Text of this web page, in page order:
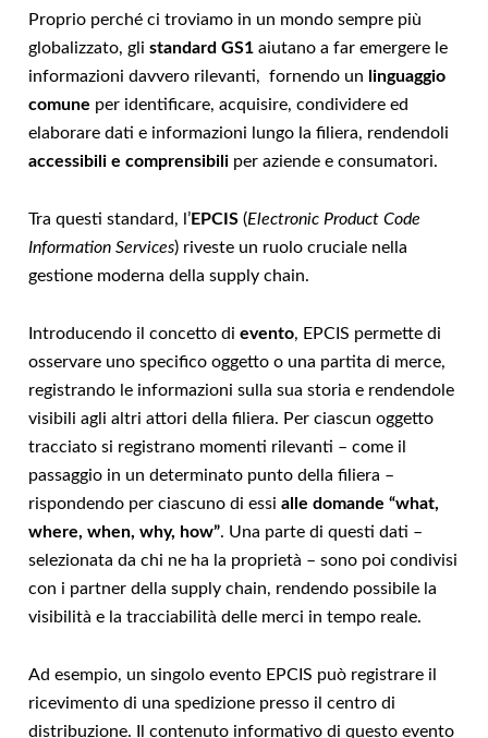
Proprio perché ci troviamo in un mondo sempre più
globalizzato, gli standard GS1 aiutano a far emergere le
informazioni davvero rilevanti, fornendo un linguaggio
comune per identificare, acquisire, condividere ed
elaborare dati e informazioni lungo la filiera, rendendoli
accessibili e comprensibili per aziende e consumatori.
Tra questi standard, l’EPCIS (Electronic Product Code
Information Services) riveste un ruolo cruciale nella
gestione moderna della supply chain.
Introducendo il concetto di evento, EPCIS permette di
osservare uno specifico oggetto o una partita di merce,
registrando le informazioni sulla sua storia e rendendole
visibili agli altri attori della filiera. Per ciascun oggetto
tracciato si registrano momenti rilevanti – come il
passaggio in un determinato punto della filiera –
rispondendo per ciascuno di essi alle domande “what,
where, when, why, how”. Una parte di questi dati –
selezionata da chi ne ha la proprietà – sono poi condivisi
con i partner della supply chain, rendendo possibile la
visibilità e la tracciabilità delle merci in tempo reale.
Ad esempio, un singolo evento EPCIS può registrare il
ricevimento di una spedizione presso il centro di
distribuzione. Il contenuto informativo di questo evento